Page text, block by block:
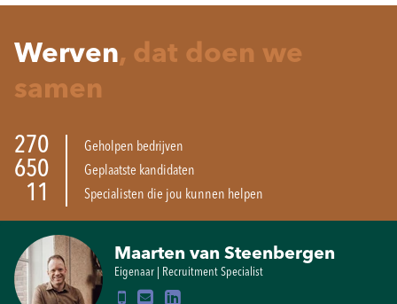
Werven, dat doen we
samen
270 Geholpen bedrijven
650 Geplaatste kandidaten
11 Specialisten die jou kunnen helpen
Maarten van Steenbergen
Eigenaar | Recruitment Specialist